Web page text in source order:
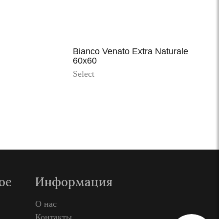
Bianco Venato Extra Naturale
60x60
Select
Информация
О нас
Контакты